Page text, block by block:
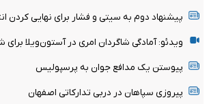
پیشنهاد دوم به سیتی و فشار برای نهایی کردن
ویدئو: آمادگی شاگردان امری در آستون‌ویلا برای
پیوستن یک مدافع جوان به پرسپولیس
پیروزی سپاهان در دربی تدارکاتی اصفهان